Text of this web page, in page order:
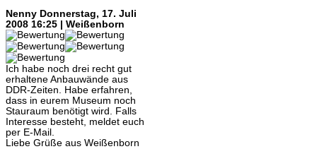
Nenny Donnerstag, 17. Juli
2008 16:25 | Weißenborn
Ich habe noch drei recht gut
erhaltene Anbauwände aus
DDR-Zeiten. Habe erfahren,
dass in eurem Museum noch
Stauraum benötigt wird. Falls
Interesse besteht, meldet euch
per E-Mail.
Liebe Grüße aus Weißenborn